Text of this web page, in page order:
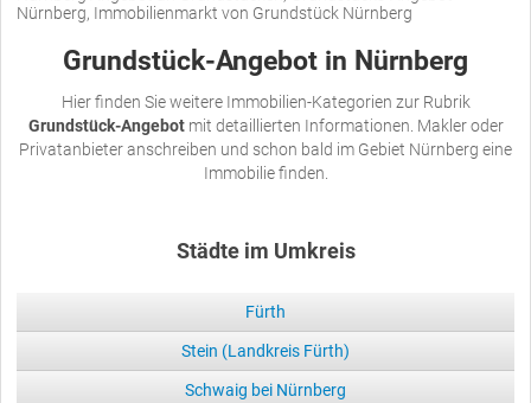
Nürnberg, Immobilienmarkt von Grundstück Nürnberg
Grundstück-Angebot in Nürnberg
Hier finden Sie weitere Immobilien-Kategorien zur Rubrik
Grundstück-Angebotmit detaillierten Informationen. Makler oder
Privatanbieter anschreiben und schon bald im Gebiet Nürnberg eine
Immobilie finden.
Städte im Umkreis
Fürth
Stein (Landkreis Fürth)
Schwaig bei Nürnberg